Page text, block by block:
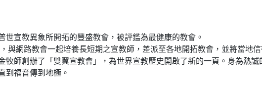
宣教異象所開拓的豐盛教會，被評鑑為最健康的教會。
與網路教會一起培養長短期之宣教師，差派至各地開拓教會，並將當地信
師創辦了「雙翼宣教會」，為世界宣教歷史開啟了新的一頁。身為熱誠
到福音傳到地極。